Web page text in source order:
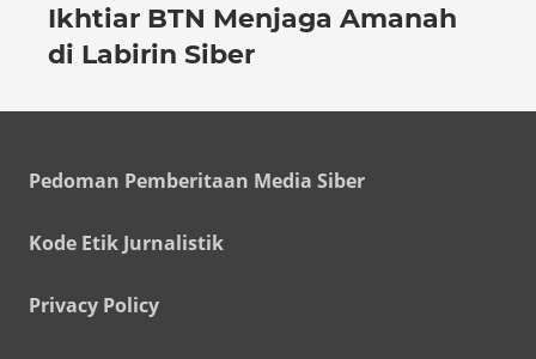
Ikhtiar BTN Menjaga Amanah
di Labirin Siber
Pedoman Pemberitaan Media Siber
Kode Etik Jurnalistik
Privacy Policy